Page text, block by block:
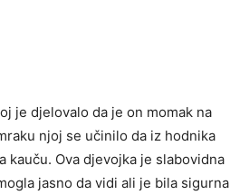
je djelovalo da je on momak na
njoj se učinilo da iz hodnika
Ova djevojka je slabovidna
jasno da vidi ali je bila sigurna